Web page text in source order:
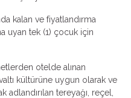
kalan ve fiyatlandırma
uyan tek (1) çocuk için
otelde alınan
kültürüne uygun olarak ve
tereyağı, reçel,